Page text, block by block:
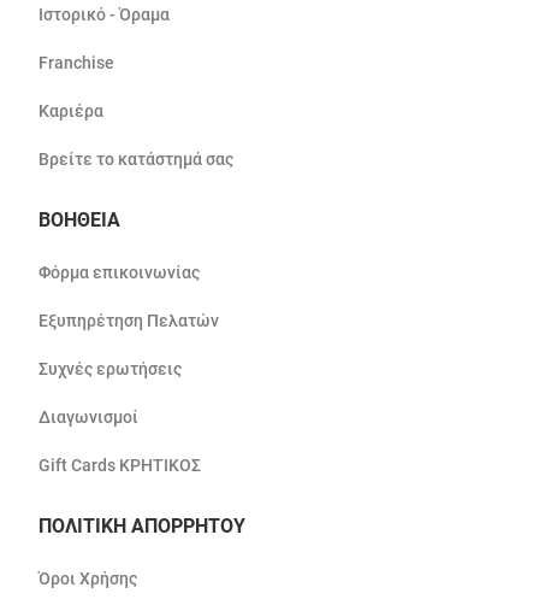
Ιστορικό - Όραμα
Franchise
Καριέρα
Βρείτε το κατάστημά σας
ΒΟΗΘΕΙΑ
Φόρμα επικοινωνίας
Εξυπηρέτηση Πελατών
Συχνές ερωτήσεις
Διαγωνισμοί
Gift Cards ΚΡΗΤΙΚΟΣ
ΠΟΛΙΤΙΚΗ ΑΠΟΡΡΗΤΟΥ
Όροι Χρήσης